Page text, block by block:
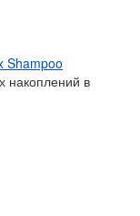
Shampoo
накоплений в